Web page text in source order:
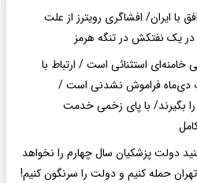
با ایران/ افشاگری رویترز از علت
در یک نفتکش در تنگه هرمز
استثنائی است / ارتباط با
فراموش نشدنی است /
ایران را بگیرند/ با پای زخمی خدمت
دولت پزشکیان سال چهارم را نخواهد